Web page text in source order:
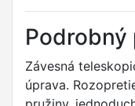
Podrobný
Závesná
úprava.